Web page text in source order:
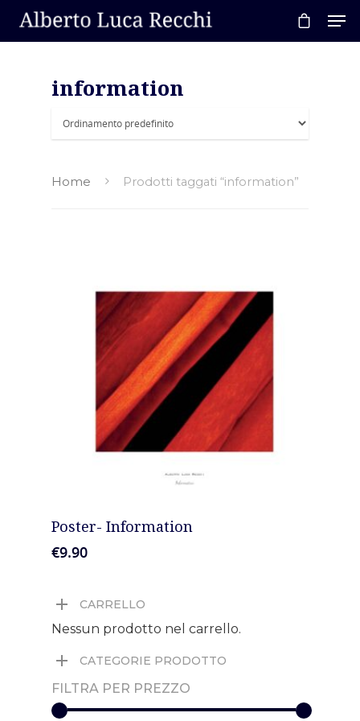
information
Home Prodotti taggati “information”
AGGIUNGI AL CARRELLO
Poster- Information
€9.90
CARRELLO
Nessun prodotto nel carrello.
CATEGORIE PRODOTTO
FILTRA PER PREZZO
About AL
Podcast
News
Gallery
Expeditions